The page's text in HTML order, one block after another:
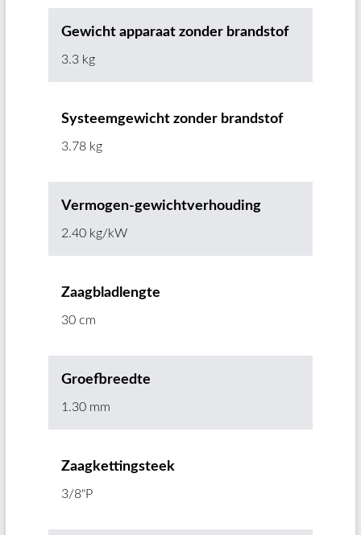
Gewicht apparaat zonder brandstof
3.3 kg
Systeemgewicht zonder brandstof
3.78 kg
Vermogen-gewichtverhouding
2.40 kg/kW
Zaagbladlengte
30 cm
Groefbreedte
1.30 mm
Zaagkettingsteek
3/8"P